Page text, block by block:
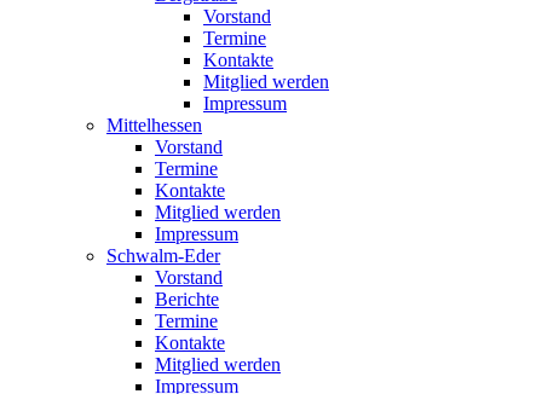
Vorstand
Termine
Kontakte
Mitglied werden
Impressum
Mittelhessen
Vorstand
Termine
Kontakte
Mitglied werden
Impressum
Schwalm-Eder
Vorstand
Berichte
Termine
Kontakte
Mitglied werden
Impressum